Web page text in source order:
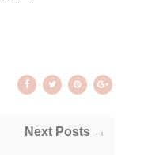
Next Posts →